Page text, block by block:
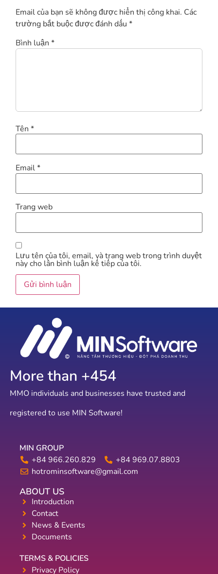
Email của bạn sẽ không được hiển thị công khai. Các
trường bắt buộc được đánh dấu *
Bình luận *
Tên *
Email*
Trang web
Lưu tên của tôi, email, và trang web trong trình duyệt
này cho lần bình luận kế tiếp của tôi.
MMO individuals and businesses have trusted and
registered to use MIN Software!
More than +560
MIN GROUP
+84 966.260.829
+84 969.07.8803
hotrominsoftware@gmail.com
ABOUT US
Introduction
Contact
News & Events
Documents
TERMS & POLICIES
Privacy Policy